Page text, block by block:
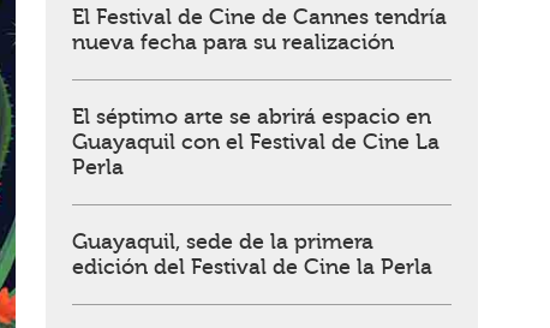
El Festival de Cine de Cannes tendría
nueva fecha para su realización
El séptimo arte se abrirá espacio en
Guayaquil con el Festival de Cine La
Perla
Guayaquil, sede de la primera
edición del Festival de Cine la Perla